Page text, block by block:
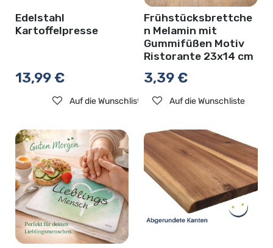
Edelstahl
Kartoffelpresse
13,99€
Auf die Wunschliste
Frühstücksbrettche
n Melamin mit
Gummifüßen Motiv
Ristorante 23x14 cm
3,39€
Auf die Wunschliste